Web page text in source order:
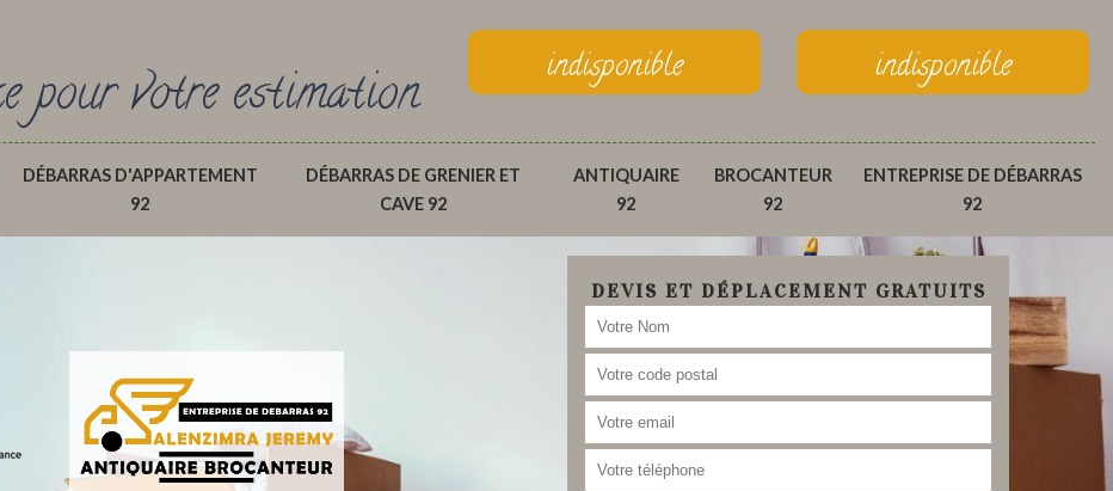
pour votre estimation indisponible indisponible
DÉBARRAS D'APPARTEMENT
92
DÉBARRAS DE GRENIER ET
CAVE 92
ANTIQUAIRE
92
BROCANTEUR
92
ENTREPRISE DE DÉBARRAS
92
DEVIS ET DÉPLACEMENT GRATUITS